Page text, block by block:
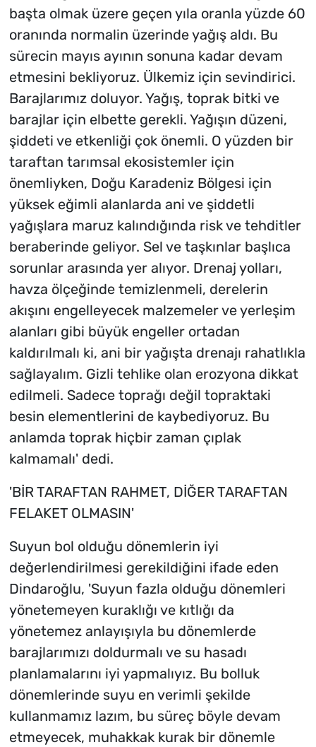
başta olmak üzere geçen yıla oranla yüzde 60
oranında normalin üzerinde yağış aldı. Bu
sürecin mayıs ayının sonuna kadar devam
etmesini bekliyoruz. Ülkemiz için sevindirici.
Barajlarımız doluyor. Yağış, toprak bitki ve
barajlar için elbette gerekli. Yağışın düzeni,
şiddeti ve etkenliği çok önemli. O yüzden bir
taraftan tarımsal ekosistemler için
önemliyken, Doğu Karadeniz Bölgesi için
yüksek eğimli alanlarda ani ve şiddetli
yağışlara maruz kalındığında risk ve tehditler
beraberinde geliyor. Sel ve taşkınlar başlıca
sorunlar arasında yer alıyor. Drenaj yolları,
havza ölçeğinde temizlenmeli, derelerin
akışını engelleyecek malzemeler ve yerleşim
alanları gibi büyük engeller ortadan
kaldırılmalı ki, ani bir yağışta drenajı rahatlıkla
sağlayalım. Gizli tehlike olan erozyona dikkat
edilmeli. Sadece toprağı değil topraktaki
besin elementlerini de kaybediyoruz. Bu
anlamda toprak hiçbir zaman çıplak
kalmamalı' dedi.
'BİR TARAFTAN RAHMET, DİĞER TARAFTAN
FELAKET OLMASIN'
Suyun bol olduğu dönemlerin iyi
değerlendirilmesi gerekildiğini ifade eden
Dindaroğlu, 'Suyun fazla olduğu dönemleri
yönetemeyen kuraklığı ve kıtlığı da
yönetemez anlayışıyla bu dönemlerde
barajlarımızı doldurmalı ve su hasadı
planlamalarını iyi yapmalıyız. Bu bolluk
dönemlerinde suyu en verimli şekilde
kullanmamız lazım, bu süreç böyle devam
etmeyecek, muhakkak kurak bir dönemle